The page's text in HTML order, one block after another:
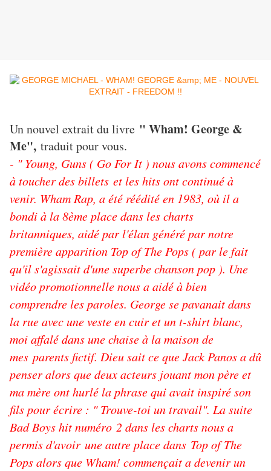
Un nouvel extrait du livre " Wham! George &
Me", traduit pour vous.
- " Young, Guns ( Go For It ) nous avons commencé
à toucher des billets et les hits ont continué à
venir. Wham Rap, a été réédité en 1983, où il a
bondi à la 8ème place dans les charts
britanniques, aidé par l'élan généré par notre
première apparition Top of The Pops ( par le fait
qu'il s'agissait d'une superbe chanson pop ). Une
vidéo promotionnelle nous a aidé à bien
comprendre les paroles. George se pavanait dans
la rue avec une veste en cuir et un t-shirt blanc,
moi affalé dans une chaise à la maison de
mes parents fictif. Dieu sait ce que Jack Panos a dû
penser alors que deux acteurs jouant mon père et
ma mère ont hurlé la phrase qui avait inspiré son
fils pour écrire : " Trouve-toi un travail". La suite
Bad Boys hit numéro 2 dans les charts nous a
permis d'avoir une autre place dans Top of The
Pops alors que Wham! commençait a devenir un